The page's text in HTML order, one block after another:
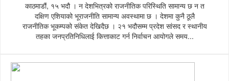
काठमाडौं, १५ भदौ । न देशभित्रको राजनीतिक परिस्थिति सामान्य छ न त
दक्षिण एशियाको भूराजनीति सामान्य अवस्थामा छ । देशमा कुनै ठूलै
राजनीतिक भूकम्पको संकेत देखिदैछ । २१ भदौसम्म प्रदेश सांसद र स्थानीय
तहका जनप्रतिनिधिलाई कित्ताकाट गर्न निर्वाचन आयोगले समय...